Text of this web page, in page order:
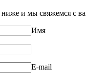
и мы свяжемся с
Имя
E-mail